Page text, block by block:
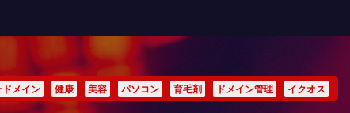
メイン 健康 美容 パソコン 育毛剤 ドメイン管理 イクオス